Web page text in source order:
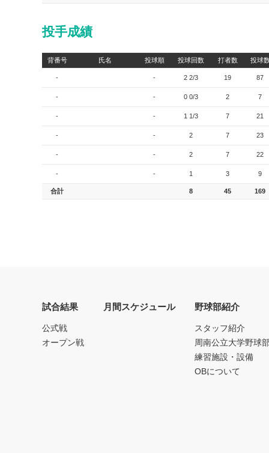
投手成績
背番号 氏名 投球順 投球回数 打者数 投球
- - 2 2/3 19 87
- - 0 0/3 2 7
- - 1 1/3 7 21
- - 2 7 23
- - 2 7 22
- - 1 3 9
合計 8 45 169
試合結果
公式戦
オープン戦
月間スケジュール 野球部紹介
スタッフ紹介
周南公立大学野球
練習施設・設備
OBについて